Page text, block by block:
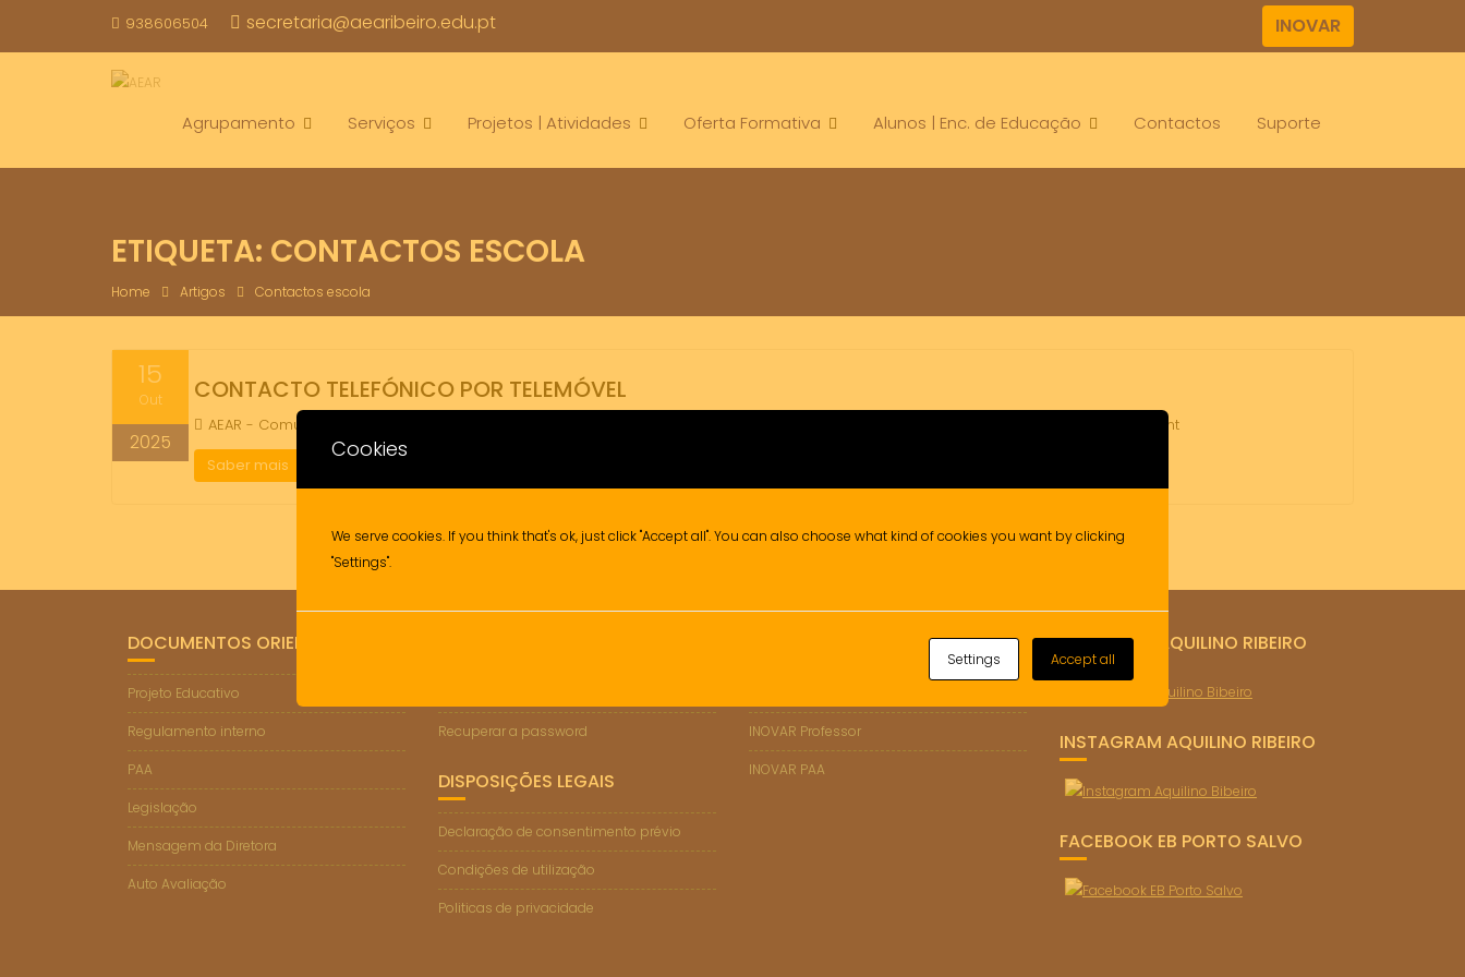
938606504 secretaria@aearibeiro.edu.pt INOVAR
Agrupamento Serviços Projetos | Atividades Oferta Formativa Alunos | Enc. de Educação Contactos Suporte
ETIQUETA: CONTACTOS ESCOLA
Home Artigos Contactos escola
15
Out
2025
CONTACTO TELEFÓNICO POR TELEMÓVEL
AEAR - Comunicação
Leave a comment
Saber mais
DOCUMENTOS ORIENTADORES
Projeto Educativo
Regulamento interno
PAA
Legislação
Mensagem da Diretora
Auto Avaliação
Recuperar a password
DISPOSIÇÕES LEGAIS
Declaração de consentimento prévio
Condições de utilização
Politicas de privacidade
INOVAR Professor
INOVAR PAA
FACEBOOK AQUILINO RIBEIRO
INSTAGRAM AQUILINO RIBEIRO
FACEBOOK EB PORTO SALVO
Cookies
We serve cookies. If you think that's ok, just click "Accept all". You can also choose what kind of cookies you want by clicking
"Settings".
Settings Accept all